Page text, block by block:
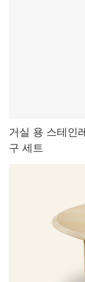
거실 용 스테인
구 세트